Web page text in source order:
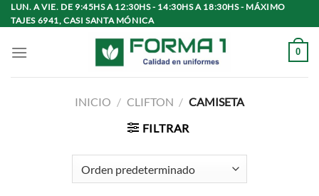
Saltar
al
LUN. A VIE. DE 9:45HS A 12:30HS - 14:30HS A 18:30HS - MÁXIMO
TAJES 6941, CASI SANTA MÓNICA
0
INICIO / CLIFTON / CAMISETA
FILTRAR